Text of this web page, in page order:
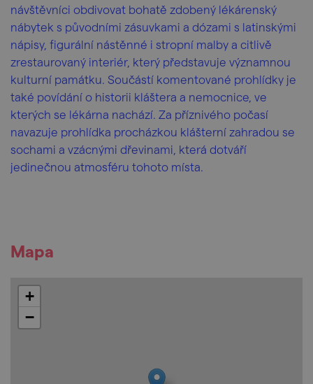
návštěvníci obdivovat bohatě zdobený lékárenský
nábytek s původními zásuvkami a dózami s latinskými
nápisy, figurální nástěnné i stropní malby a citlivě
zrestaurovaný interiér, který představuje významnou
kulturní památku. Součástí komentované prohlídky je
také povídání o historii kláštera a nemocnice, ve
kterých se lékárna nachází. Za příznivého počasí
navazuje prohlídka procházkou klášterní zahradou se
sochami a vzácnými dřevinami, která dotváří
jedinečnou atmosféru tohoto místa.
Mapa
+
−